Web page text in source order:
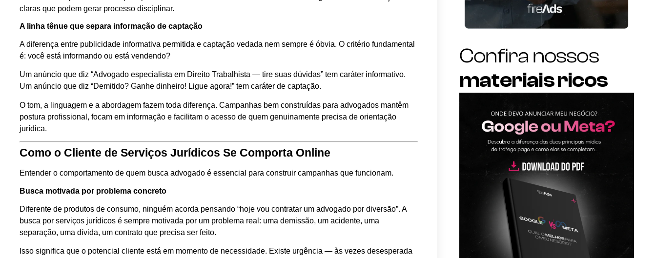
claras que podem gerar processo disciplinar.
A linha tênue que separa informação de captação
A diferença entre publicidade informativa permitida e captação vedada nem sempre é óbvia. O critério fundamental
é: você está informando ou está vendendo?
Um anúncio que diz “Advogado especialista em Direito Trabalhista — tire suas dúvidas” tem caráter informativo.
Um anúncio que diz “Demitido? Ganhe dinheiro! Ligue agora!” tem caráter de captação.
O tom, a linguagem e a abordagem fazem toda diferença. Campanhas bem construídas para advogados mantêm
postura profissional, focam em informação e facilitam o acesso de quem genuinamente precisa de orientação
jurídica.
Como o Cliente de Serviços Jurídicos Se Comporta Online
Entender o comportamento de quem busca advogado é essencial para construir campanhas que funcionam.
Busca motivada por problema concreto
Diferente de produtos de consumo, ninguém acorda pensando “hoje vou contratar um advogado por diversão”. A
busca por serviços jurídicos é sempre motivada por um problema real: uma demissão, um acidente, uma
separação, uma dívida, um contrato que precisa ser feito.
Isso significa que o potencial cliente está em momento de necessidade. Existe urgência — às vezes desesperada
Confira nossos
materiais ricos